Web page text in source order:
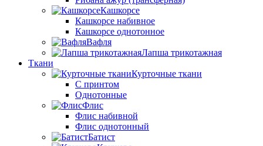
Кашкорсе
Кашкорсе набивное
Кашкорсе однотонное
Вафля
Лапша трикотажная
Ткани
Курточные ткани
С принтом
Однотонные
Флис
Флис набивной
Флис однотонный
Батист